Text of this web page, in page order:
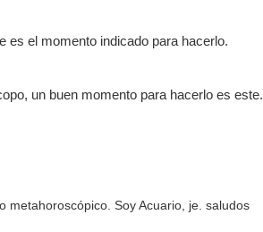
es el momento indicado para hacerlo.
un buen momento para hacerlo es este.
metahoroscópico. Soy Acuario, je. saludos